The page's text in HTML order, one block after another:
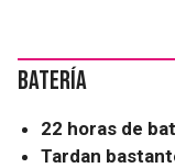
Batería
22 horas de
Tardan